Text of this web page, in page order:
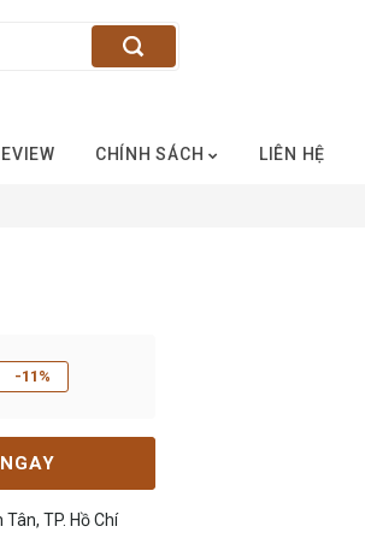
CHÍNH SÁCH LIÊN HỆ
-11%
TP. Hồ Chí